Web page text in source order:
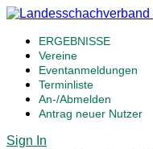
ERGEBNISSE
Vereine
Eventanmeldungen
Terminliste
An-/Abmelden
Antrag neuer Nutzer
Sign In